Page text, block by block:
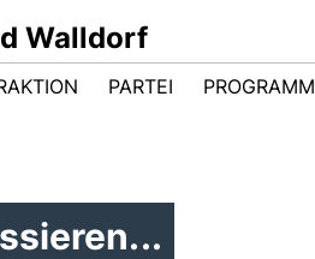
Walldorf
PARTEI PROGRAMM